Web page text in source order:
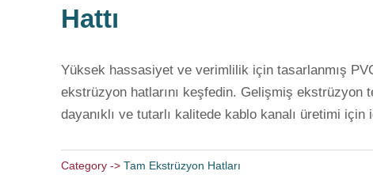
Hattı
Yüksek hassasiyet ve verimlilik için tasarlanmış
ekstrüzyon hatlarını keşfedin. Gelişmiş ekstrüzyon
dayanıklı ve tutarlı kalitede kablo kanalı üretimi için
Category -> Tam Ekstrüzyon Hatları